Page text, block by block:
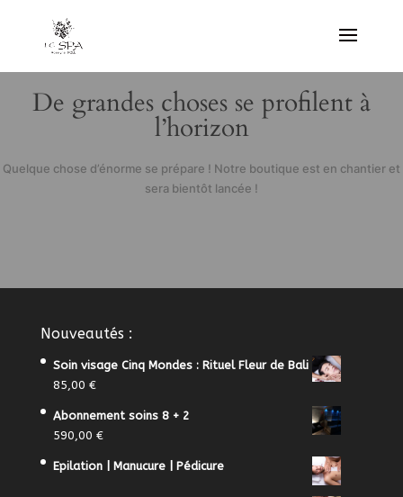
De grandes choses se profilent à
l’horizon
Quelque chose d’énorme se prépare ! Notre boutique est en chantier et
sera bientôt lancée !
Nouveautés :
Soin visage Cinq Mondes : Rituel Fleur de Bali
85,00 €
Abonnement soins 8 + 2
590,00 €
Epilation | Manucure | Pédicure